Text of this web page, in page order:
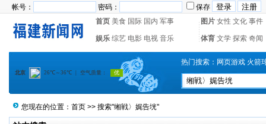
帐号： 密码：
保存
首页 美食 国际 国内 军事 图片 女性 文化 事件
娱乐 综艺 电影 电视 音乐 体育 文学 探索 奇闻
热门搜索： 网页游戏 火箭
您现在的位置： 首页 >> 搜索"缃戦〉娓告垙"